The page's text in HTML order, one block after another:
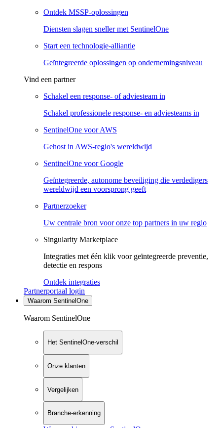
Ontdek MSSP-oplossingen
Diensten slagen sneller met SentinelOne
Start een technologie-alliantie
Geïntegreerde oplossingen op ondernemingsniveau
Vind een partner
Schakel een response- of adviesteam in
Schakel professionele response- en adviesteams in
SentinelOne voor AWS
Gehost in AWS-regio's wereldwijd
SentinelOne voor Google
Geïntegreerde, autonome beveiliging die verdedigers
wereldwijd een voorsprong geeft
Partnerzoeker
Uw centrale bron voor onze top partners in uw regio
Singularity Marketplace
Integraties met één klik voor geïntegreerde preventie,
detectie en respons
Ontdek integraties
Partnerportaal login
Waarom SentinelOne
Waarom SentinelOne
Het SentinelOne-verschil
Onze klanten
Vergelijken
Branche-erkenning